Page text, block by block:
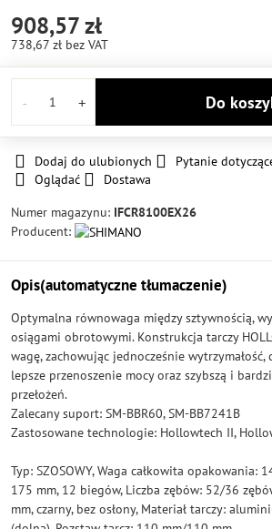
908,57 zł
738,67 zł bez VAT
Do
Dodaj do ulubionych
Pytanie
Oglądać
Dostawa
Numer magazynu: IFCR8100EX26
Producent:
Opis(automatyczne tłumaczenie)
Optymalna równowaga między sztywnością,
osiągami obrotowymi. Konstrukcja tarczy
wagę, zachowując jednocześnie wytrzymałość,
lepsze przenoszenie mocy oraz szybszą i
przełożeń.
Zalecany suport: SM-BBR60, SM-BB7241B
Zastosowane technologie: Hollowtech II,
Typ: SZOSOWY, Waga całkowita opakowania:
175 mm, 12 biegów, Liczba zębów: 52/36
mm, czarny, bez osłony, Materiał tarczy: